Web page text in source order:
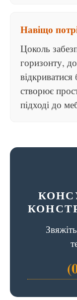
Навіщо
Цоколь
горизонту,
відкриватися
створює
підході до